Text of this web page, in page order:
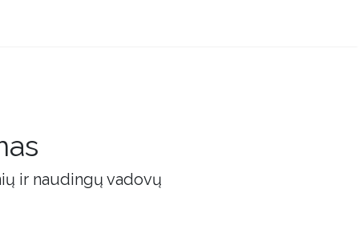
ir naudingų vadovų